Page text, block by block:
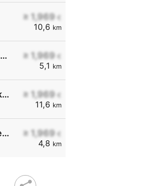
≥ 1,969 €
10,6 km
≥ 1,969 €
5,1 km
Genol LGH Waldhausen_(-TKK Abschlag)
≥ 1,969 €
11,6 km
ESSMEISTER Full-Service Tankstelle
≥ 1,969 €
4,8 km
Diskonttankstelle Leonhartsberger